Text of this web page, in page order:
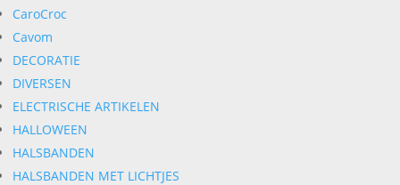
CaroCroc
Cavom
DECORATIE
DIVERSEN
ELECTRISCHE ARTIKELEN
HALLOWEEN
HALSBANDEN
HALSBANDEN MET LICHTJES